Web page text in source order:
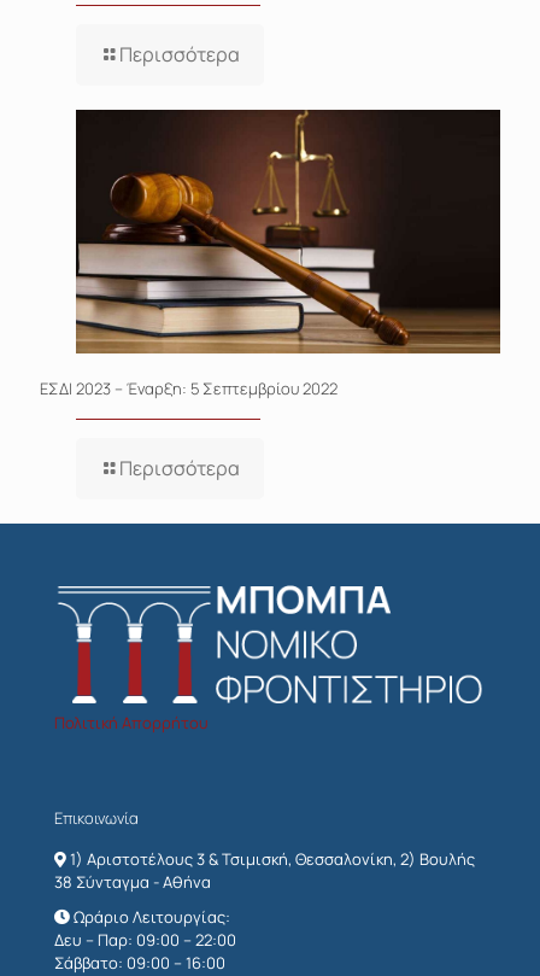
Περισσότερα
ΕΣΔΙ 2023 – Έναρξη: 5 Σεπτεμβρίου 2022
Περισσότερα
Πολιτική Απορρήτου
Επικοινωνία
1) Αριστοτέλους 3 & Τσιμισκή, Θεσσαλονίκη, 2) Βουλής
38 Σύνταγμα - Αθήνα
Ωράριο Λειτουργίας:
Δευ – Παρ: 09:00 – 22:00
Σάββατο: 09:00 – 16:00